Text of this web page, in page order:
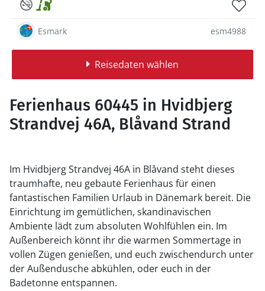
Esmark esm4988
Reisedaten wählen
Ferienhaus 60445 in Hvidbjerg
Strandvej 46A, Blåvand Strand
Im Hvidbjerg Strandvej 46A in Blåvand steht dieses
traumhafte, neu gebaute Ferienhaus für einen
fantastischen Familien Urlaub in Dänemark bereit. Die
Einrichtung im gemütlichen, skandinavischen
Ambiente lädt zum absoluten Wohlfühlen ein. Im
Außenbereich könnt ihr die warmen Sommertage in
vollen Zügen genießen, und euch zwischendurch unter
der Außendusche abkühlen, oder euch in der
Badetonne entspannen.